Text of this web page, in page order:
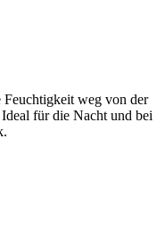
weg von der
für die Nacht und bei